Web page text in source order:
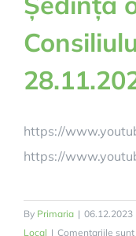
https://
https://
By Primaria | 06.12.2023
Local | Comentariile sunt